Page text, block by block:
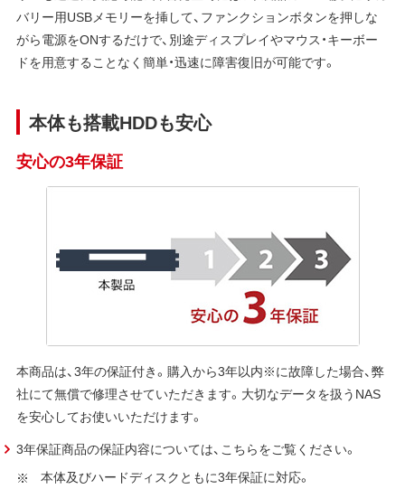
バリー用USBメモリーを挿して、ファンクションボタンを押しな
がら電源をONするだけで、別途ディスプレイやマウス・キーボー
ドを用意することなく簡単・迅速に障害復旧が可能です。
本体も搭載HDDも安心
安心の3年保証
本商品は、3年の保証付き。購入から3年以内※に故障した場合、弊
社にて無償で修理させていただきます。大切なデータを扱うNAS
を安心してお使いいただけます。
3年保証商品の保証内容については、こちらをご覧ください。
本体及びハードディスクともに3年保証に対応。